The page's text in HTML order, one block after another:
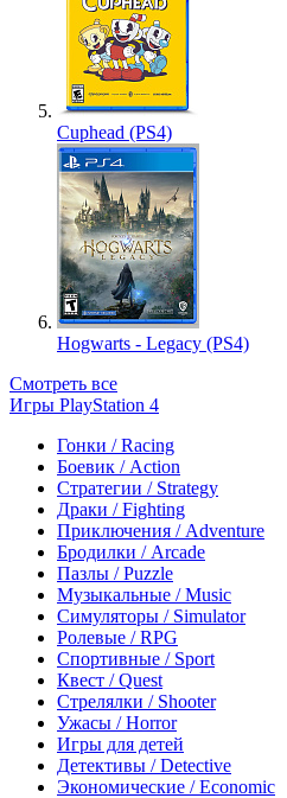
Cuphead (PS4)
Hogwarts - Legacy (PS4)
Смотреть все
Игры PlayStation 4
Гонки / Racing
Боевик / Action
Стратегии / Strategy
Драки / Fighting
Приключения / Adventure
Бродилки / Arcade
Пазлы / Puzzle
Музыкальные / Music
Симуляторы / Simulator
Ролевые / RPG
Спортивные / Sport
Квест / Quest
Стрелялки / Shooter
Ужасы / Horror
Игры для детей
Детективы / Detective
Экономические / Economic